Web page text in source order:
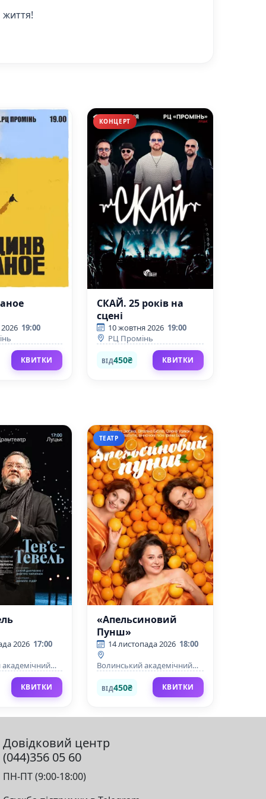
життя!
19:00
КВИТКИ
КОНЦЕРТ
СКАЙ. 25 років на
сцені
10 жовтня 2026 19:00
РЦ Промінь
ВІД450₴ КВИТКИ
2026 17:00
Г. Шевченка
КВИТКИ
ТЕАТР
«Апельсиновий
Пунш»
14 листопада 2026 18:00
Волинський академічний
обласний український
музично-драматичний
театр імені Т. Г. Шевченка
ВІД450₴ КВИТКИ
Довідковий центр
(044)356 05 60
ПН-ПТ (9:00-18:00)